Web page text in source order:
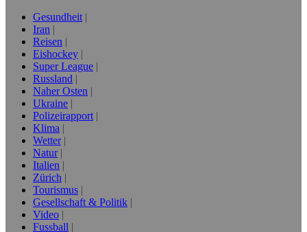
Gesundheit
Iran
Reisen
Eishockey
Super League
Russland
Naher Osten
Ukraine
Polizeirapport
Klima
Wetter
Natur
Italien
Zürich
Tourismus
Gesellschaft & Politik
Video
Fussball